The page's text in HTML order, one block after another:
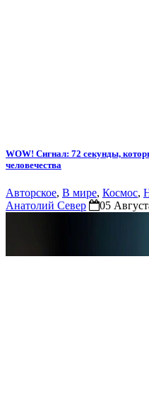
WOW! Сигнал: 72 секунды,
человечества
Авторское, В мире, Космос,
Анатолий Север
05